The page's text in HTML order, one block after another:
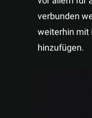
verbunden
weiterhin mit
hinzufügen.